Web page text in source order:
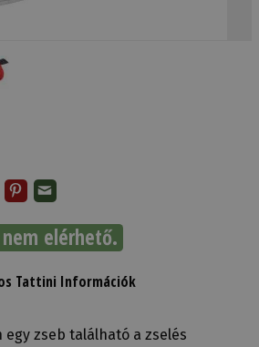
elérhető.
Tattini Információk
zseb található a zselés